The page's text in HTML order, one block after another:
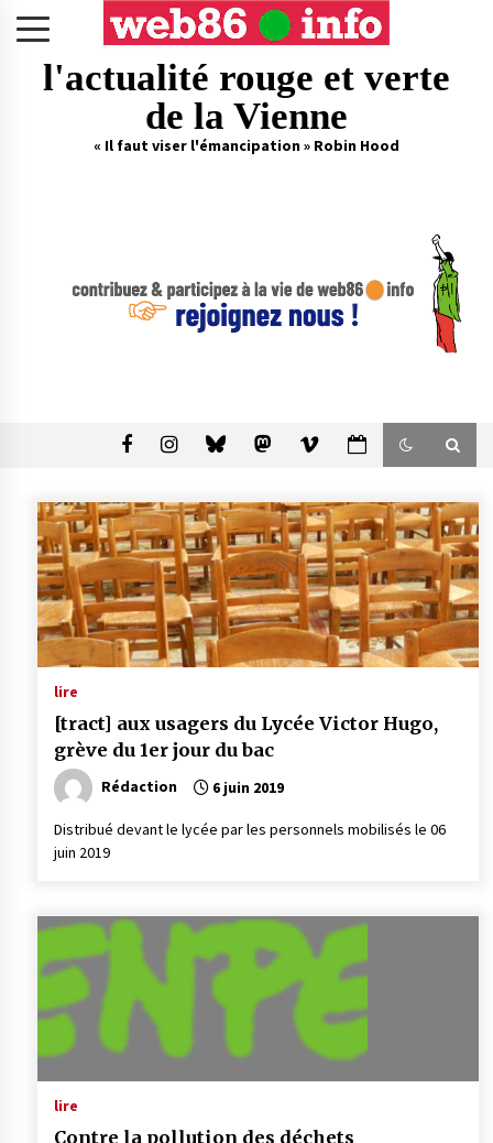
l'actualité rouge et verte
de la Vienne
« Il faut viser l'émancipation » Robin Hood
lire
[tract] aux usagers du Lycée Victor Hugo,
grève du 1er jour du bac
Rédaction 6 juin 2019
Distribué devant le lycée par les personnels mobilisés le 06
juin 2019
lire
Contre la pollution des déchets